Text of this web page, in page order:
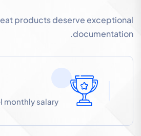
products deserve exceptional
documentation.
monthly salary